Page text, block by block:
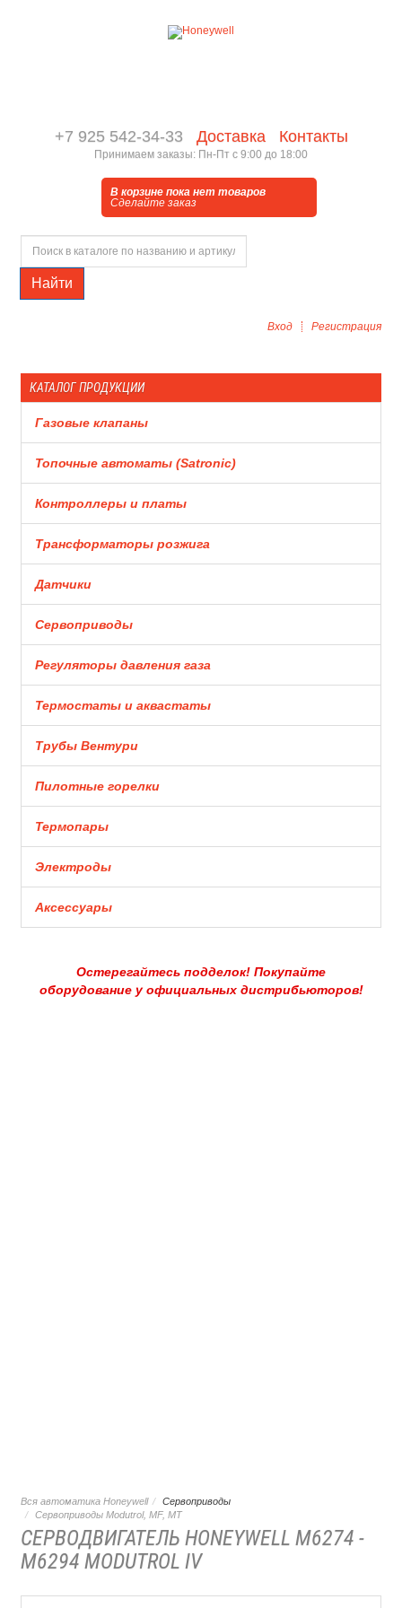
+7 925 542-34-33 Доставка Контакты
Принимаем заказы: Пн-Пт с 9:00 до 18:00
В корзине пока нет товаров
Сделайте заказ
Найти
Вход Регистрация
КАТАЛОГ ПРОДУКЦИИ
Газовые клапаны
Топочные автоматы (Satronic)
Контроллеры и платы
Трансформаторы розжига
Датчики
Сервоприводы
Регуляторы давления газа
Термостаты и аквастаты
Трубы Вентури
Пилотные горелки
Термопары
Электроды
Аксессуары
Остерегайтесь подделок! Покупайте
оборудование у официальных дистрибьюторов!
Вся автоматика Honeywell
Сервоприводы
Сервоприводы Modutrol, MF, MT
СЕРВОДВИГАТЕЛЬ HONEYWELL M6274 -
M6294 MODUTROL IV